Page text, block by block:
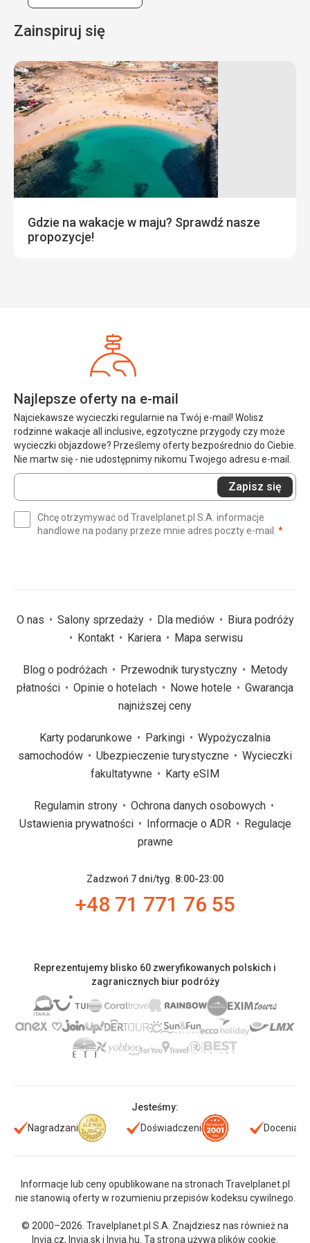
Zainspiruj się
Gdzie na wakacje w maju? Sprawdź nasze
propozycje!
Najlepsze oferty na e-mail
Najciekawsze wycieczki regularnie na Twój e-mail! Wolisz
rodzinne wakacje all inclusive, egzotyczne przygody czy może
wycieczki objazdowe? Prześlemy oferty bezpośrednio do Ciebie.
Nie martw się - nie udostępnimy nikomu Twojego adresu e-mail.
Wprowadź
swój
(wymagane)
Zapisz się
Chcę otrzymywać od Travelplanet.pl S.A. informacje
handlowe na podany przeze mnie adres poczty e-mail. *
O nas Salony sprzedaży Dla mediów
Biura podróży
Kontakt
Kariera Mapa serwisu
Blog o podróżach Przewodnik turystyczny
Metody
płatności
Opinie o hotelach Nowe hotele
Gwarancja
najniższej ceny
Karty podarunkowe Parkingi
Wypożyczalnia
samochodów
Ubezpieczenie turystyczne
Wycieczki
fakultatywne
Karty eSIM
Regulamin strony
Ochrona danych osobowych
Ustawienia prywatności
Informacje o ADR
Regulacje
prawne
Zadzwoń 7 dni/tyg. 8:00-23:00
+48 71 771 76 55
Reprezentujemy blisko 60 zweryfikowanych polskich i
zagranicznych biur podróży
Jesteśmy:
Nagradzani
Doświadczeni Doceniani
Informacje lub ceny opublikowane na stronach Travelplanet.pl
nie stanowią oferty w rozumieniu przepisów kodeksu cywilnego.
© 2000–2026. Travelplanet.pl S.A. Znajdziesz nas również na
Invia.cz, Invia.ski Invia.hu . Ta strona używa plików cookie.